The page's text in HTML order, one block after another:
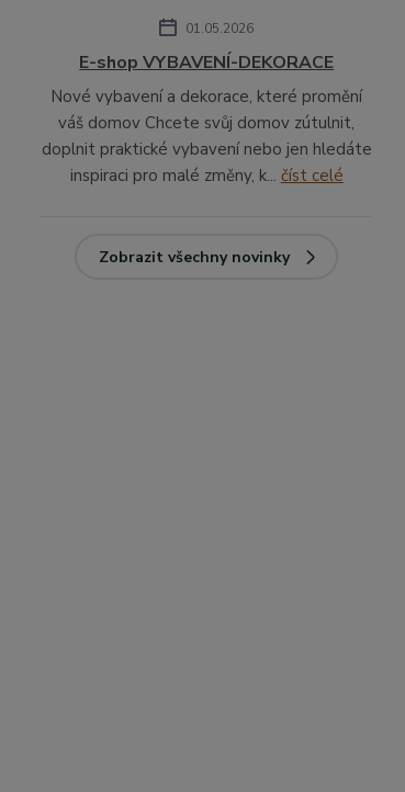
01.05.2026
E-shop VYBAVENÍ-DEKORACE
Nové vybavení a dekorace, které promění
váš domov Chcete svůj domov zútulnit,
doplnit praktické vybavení nebo jen hledáte
inspiraci pro malé změny, k... číst celé
Zobrazit všechny novinky